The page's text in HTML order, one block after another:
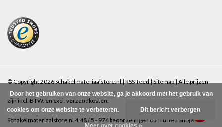
© Copyright 2026 Schakelmateriaalstore.nl |RSS-feed|Sitemap| Alle prijzen
zijn incl. BTW. en excl. verzendkosten.
Schakelmateriaalstore.nl 4.48/5 - 974beoordelingen op Trusted Shops
Door het gebruiken van onze website, ga je akkoord met het gebruik van
cookies om onze website te verbeteren. Dit bericht verbergen
Meer over cookies »